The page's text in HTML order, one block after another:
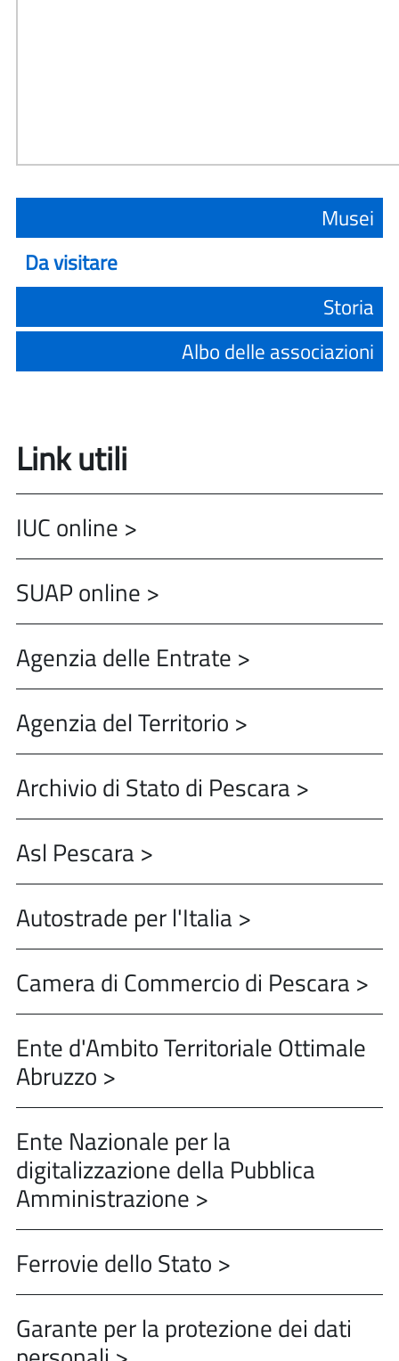
Musei
Da visitare
Storia
Albo delle associazioni
Link utili
IUC online >
SUAP online >
Agenzia delle Entrate >
Agenzia del Territorio >
Archivio di Stato di Pescara >
Asl Pescara >
Autostrade per l'Italia >
Camera di Commercio di Pescara >
Ente d'Ambito Territoriale Ottimale
Abruzzo >
Ente Nazionale per la
digitalizzazione della Pubblica
Amministrazione >
Ferrovie dello Stato >
Garante per la protezione dei dati